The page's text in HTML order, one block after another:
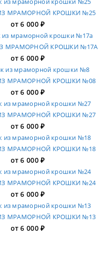
МРАМОРНОЙ КРОШКИ №25
от6 000₽
МРАМОРНОЙ КРОШКИ №17А
от6 000₽
МРАМОРНОЙ КРОШКИ №08
от6 000₽
МРАМОРНОЙ КРОШКИ №27
от6 000₽
МРАМОРНОЙ КРОШКИ №18
от6 000₽
МРАМОРНОЙ КРОШКИ №24
от6 000₽
МРАМОРНОЙ КРОШКИ №13
от6 000₽